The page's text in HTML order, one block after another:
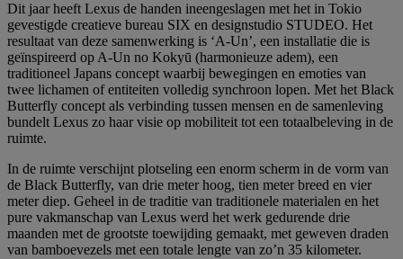
Dit jaar heeft Lexus de handen ineengeslagen met het in Tokio
gevestigde creatieve bureau SIX en designstudio STUDEO. Het
resultaat van deze samenwerking is ‘A-Un’, een installatie die is
geïnspireerd op A-Un no Kokyū (harmonieuze adem), een
traditioneel Japans concept waarbij bewegingen en emoties van
twee lichamen of entiteiten volledig synchroon lopen. Met het Black
Butterfly concept als verbinding tussen mensen en de samenleving
bundelt Lexus zo haar visie op mobiliteit tot een totaalbeleving in de
ruimte.
In de ruimte verschijnt plotseling een enorm scherm in de vorm van
de Black Butterfly, van drie meter hoog, tien meter breed en vier
meter diep. Geheel in de traditie van traditionele materialen en het
pure vakmanschap van Lexus werd het werk gedurende drie
maanden met de grootste toewijding gemaakt, met geweven draden
van bamboevezels met een totale lengte van zo’n 35 kilometer.